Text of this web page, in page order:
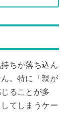
ちが落ち込ん
。特に「親が
ることが多
てしまうケー